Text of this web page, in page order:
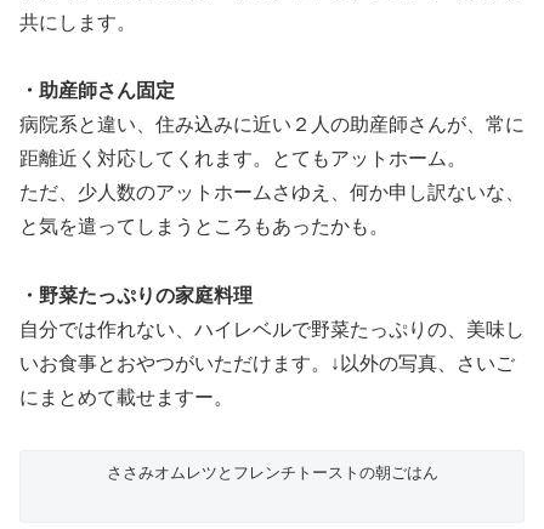
共にします。
・助産師さん固定
病院系と違い、住み込みに近い２人の助産師さんが、常に
距離近く対応してくれます。とてもアットホーム。
ただ、少人数のアットホームさゆえ、何か申し訳ないな、
と気を遣ってしまうところもあったかも。
・野菜たっぷりの家庭料理
自分では作れない、ハイレベルで野菜たっぷりの、美味し
いお食事とおやつがいただけます。↓以外の写真、さいご
にまとめて載せますー。
ささみオムレツとフレンチトーストの朝ごはん